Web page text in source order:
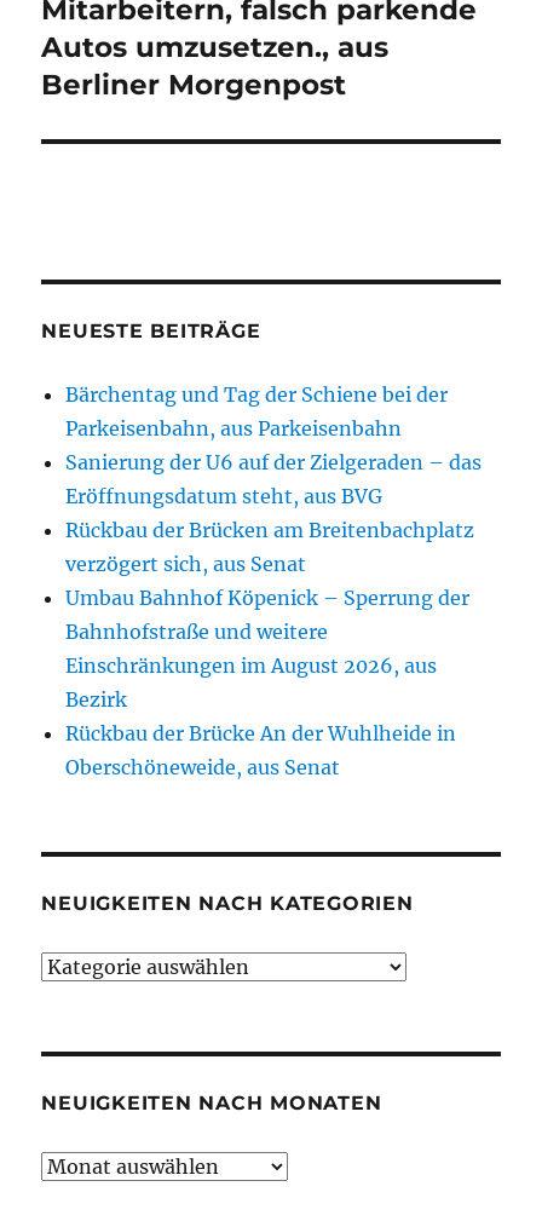
Mitarbeitern, falsch parkende
Autos umzusetzen., aus
Berliner Morgenpost
NEUESTE BEITRÄGE
Bärchentag und Tag der Schiene bei der
Parkeisenbahn, aus Parkeisenbahn
Sanierung der U6 auf der Zielgeraden – das
Eröffnungsdatum steht, aus BVG
Rückbau der Brücken am Breitenbachplatz
verzögert sich, aus Senat
Umbau Bahnhof Köpenick – Sperrung der
Bahnhofstraße und weitere
Einschränkungen im August 2026, aus
Bezirk
Rückbau der Brücke An der Wuhlheide in
Oberschöneweide, aus Senat
NEUIGKEITEN NACH KATEGORIEN
Neuigkeiten
NEUIGKEITEN NACH MONATEN
Neuigkeiten